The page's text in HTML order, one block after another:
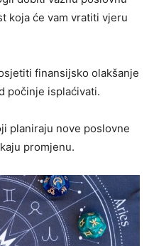
koja će vam vratiti vjeru
finansijsko olakšanje
počinje isplaćivati.
planiraju nove poslovne
promjenu.